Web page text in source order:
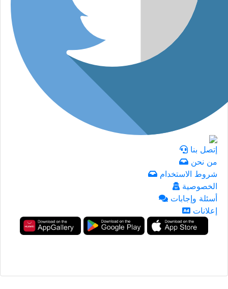
إتصل بنا
من نحن
شروط الاستخدام
الخصوصية
أسئلة وإجابات
إعلانات